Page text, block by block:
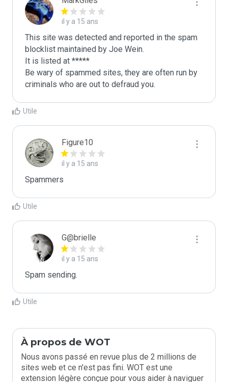
il y a 15 ans
This site was detected and reported in the spam
blocklist maintained by Joe Wein.
It is listed at *****
Be wary of spammed sites, they are often run by
criminals who are out to defraud you.
Utile
Figure10
il y a 15 ans
Spammers
Utile
G@brielle
il y a 15 ans
Spam sending.
Utile
À propos de WOT
Nous avons passé en revue plus de 2 millions de
sites web et ce n'est pas fini. WOT est une
extension légère conçue pour vous aider à naviguer